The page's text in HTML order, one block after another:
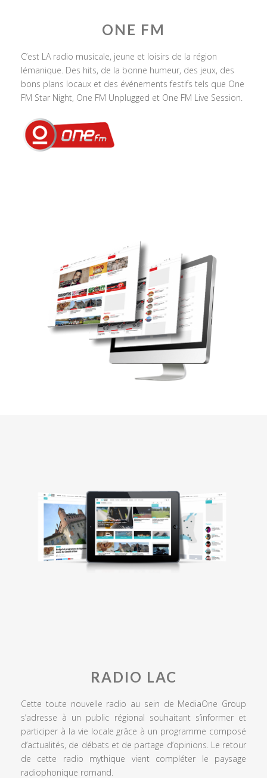
ONE FM
C’est LA radio musicale, jeune et loisirs de la région
lémanique. Des hits, de la bonne humeur, des jeux, des
bons plans locaux et des événements festifs tels que One
FM Star Night, One FM Unplugged et One FM Live Session.
RADIO LAC
Cette toute nouvelle radio au sein de MediaOne Group
s’adresse à un public régional souhaitant s’informer et
participer à la vie locale grâce à un programme composé
d’actualités, de débats et de partage d’opinions. Le retour
de cette radio mythique vient compléter le paysage
radiophonique romand.